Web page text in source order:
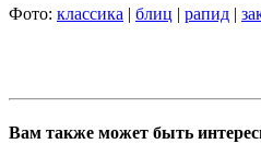
Фото: классика | блиц | рапид |
Вам также может быть